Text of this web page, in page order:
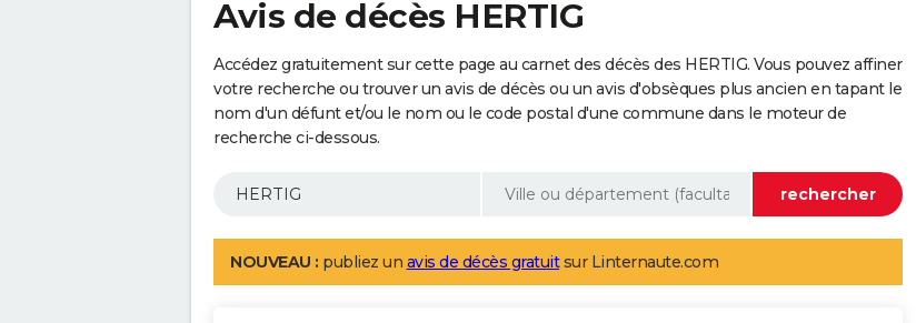
Avis de décès HERTIG
Accédez gratuitement sur cette page au carnet des décès des HERTIG. Vous pouvez affiner
votre recherche ou trouver un avis de décès ou un avis d'obsèques plus ancien en tapant le
nom d'un défunt et/ou le nom ou le code postal d'une commune dans le moteur de
recherche ci-dessous.
NOUVEAU : publiez un avis de décès gratuitsur Linternaute.com